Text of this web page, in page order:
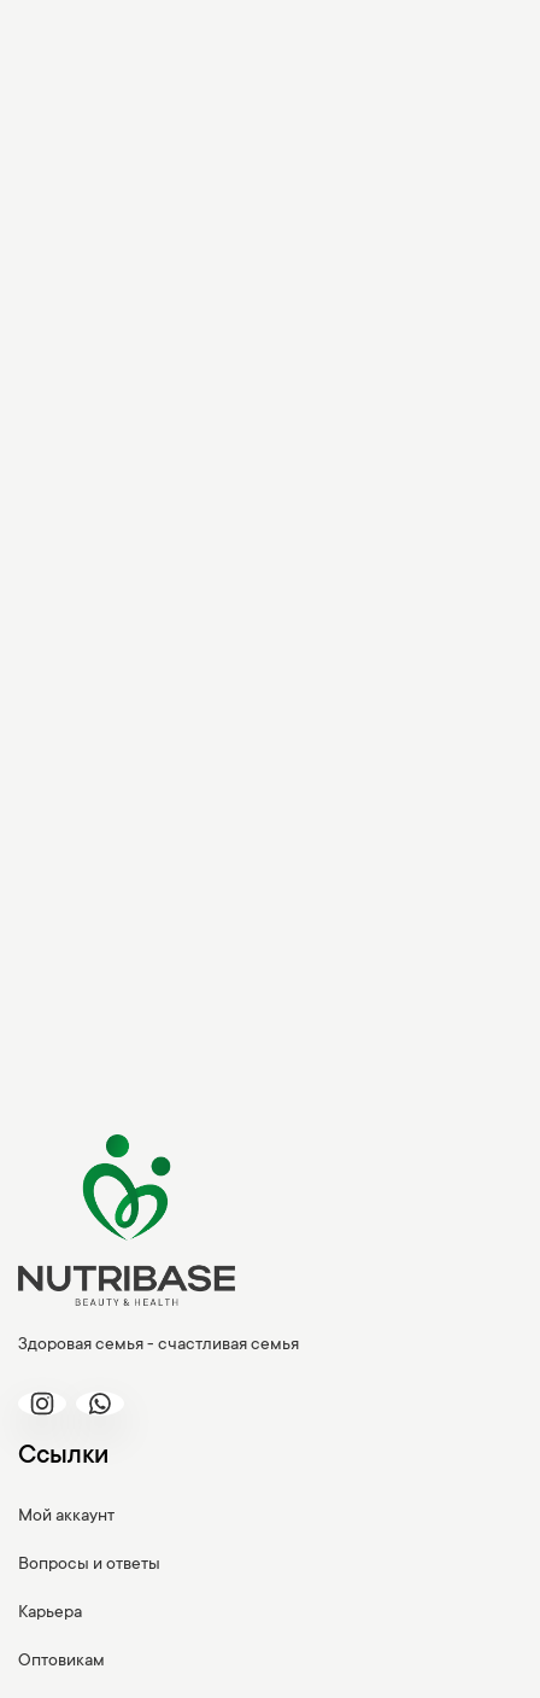
Здоровая семья - счастливая семья
Ссылки
Мой аккаунт
Вопросы и ответы
Карьера
Оптовикам